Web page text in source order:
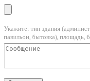
Укажите: тип здания
павильон, бытовка), площадь,